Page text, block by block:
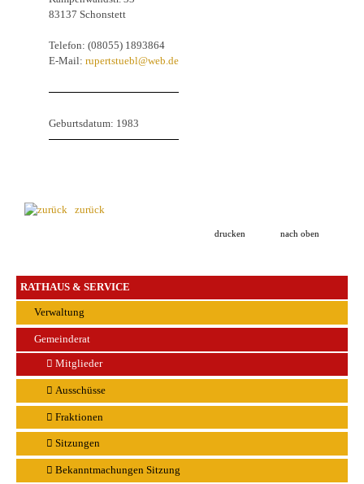
RATHAUS & SERVICE
Verwaltung
Gemeinderat
Mitglieder
Ausschüsse
Fraktionen
Sitzungen
Bekanntmachungen Sitzung
83137 Schonstett
Telefon: (08055) 1893864
E-Mail: rupertstuebl@web.de
Geburtsdatum: 1983
zurück
drucken nach oben